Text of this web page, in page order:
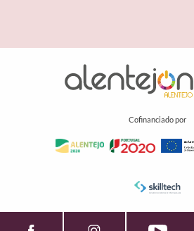
Cofinanciado por